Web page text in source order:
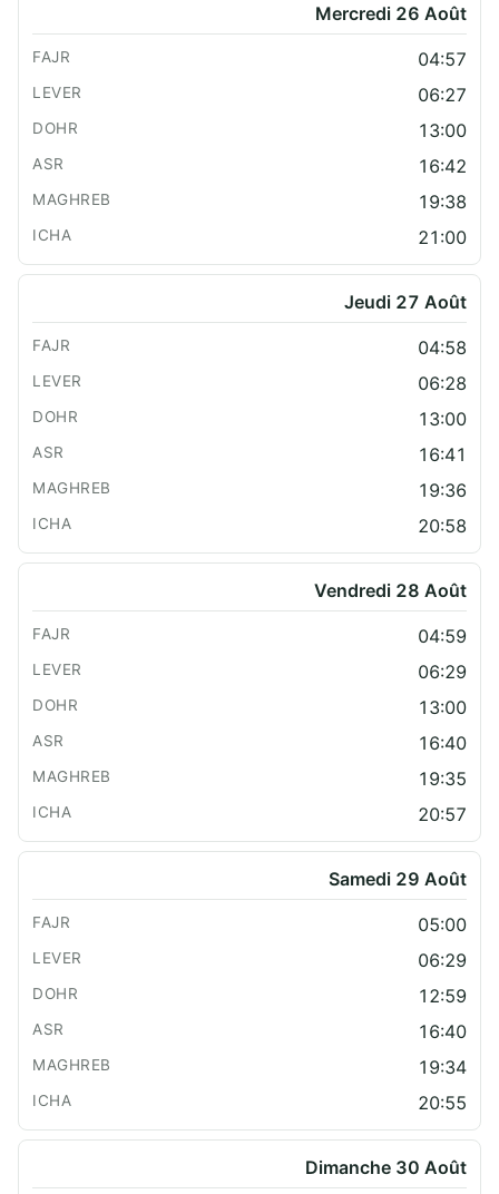
Mercredi 26 Août
04:57
06:27
13:00
16:42
19:38
21:00
Jeudi 27 Août
04:58
06:28
13:00
16:41
19:36
20:58
Vendredi 28 Août
04:59
06:29
13:00
16:40
19:35
20:57
Samedi 29 Août
05:00
06:29
12:59
16:40
19:34
20:55
Dimanche 30 Août